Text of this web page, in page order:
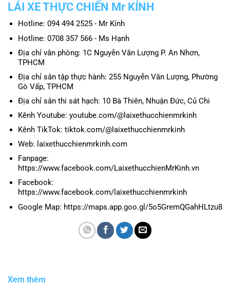
LÁI XE THỰC CHIẾN Mr KÍNH
Hotline: 094 494 2525 - Mr Kính
Hotline: 0708 357 566 - Ms Hạnh
Địa chỉ văn phòng: 1C Nguyễn Văn Lượng P. An Nhơn,
TPHCM
Địa chỉ sân tập thực hành: 255 Nguyễn Văn Lượng, Phường
Gò Vấp, TPHCM
Địa chỉ sân thi sát hạch: 10 Bà Thiên, Nhuận Đức, Củ Chi
Kênh Youtube: youtube.com/@laixethucchienmrkinh
Kênh TikTok: tiktok.com/@laixethucchienmrkinh
Web: laixethucchienmrkinh.com
Fanpage:
https://www.facebook.com/LaixethucchienMrKinh.vn
Facebook:
https://www.facebook.com/laixethucchienmrkinh
Google Map: https://maps.app.goo.gl/5o5GremQGahHLtzu8
Xem thêm